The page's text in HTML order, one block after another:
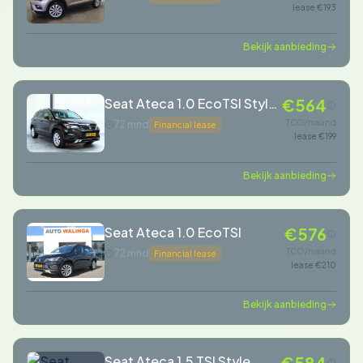
lease €193
Bekijk aanbieding
Seat Ateca 1.0 EcoTSI Style
|Trekhaak
72 mnd Financial lease
€564
TCO/maand
lease €199
Bekijk aanbieding
Seat Ateca 1.0 EcoTSI
72 mnd Financial lease
€576
TCO/maand
lease €210
Bekijk aanbieding